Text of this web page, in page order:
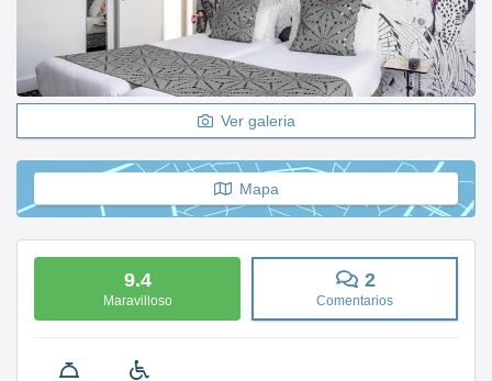
Ver galeria
Mapa
9.4
Maravilloso
2
Comentarios